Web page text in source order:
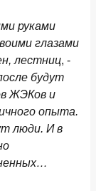
руками
глазами
лестниц, -
будут
ЖЭКов и
опыта.
люди. И в